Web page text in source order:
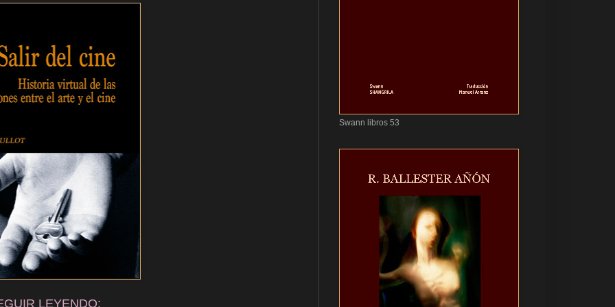
LEYENDO:
Swann libros 53